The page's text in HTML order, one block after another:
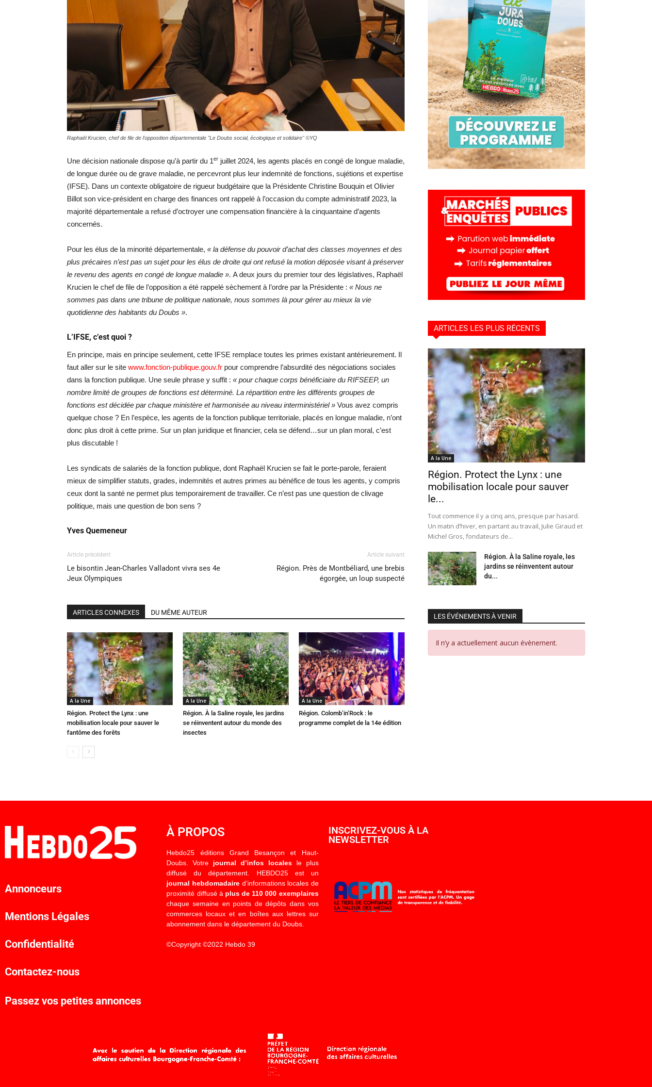
Raphaël Krucien, chef de file de l'opposition départementale "Le Doubs social, écologique et solidaire" ©YQ
Une décision nationale dispose qu’à partir du 1er juillet 2024, les agents placés en congé de longue maladie,
de longue durée ou de grave maladie, ne percevront plus leur indemnité de fonctions, sujétions et expertise
(IFSE). Dans un contexte obligatoire de rigueur budgétaire que la Présidente Christine Bouquin et Olivier
Billot son vice-président en charge des finances ont rappelé à l’occasion du compte administratif 2023, la
majorité départementale a refusé d’octroyer une compensation financière à la cinquantaine d’agents
concernés.
Pour les élus de la minorité départementale, « la défense du pouvoir d’achat des classes moyennes et des
plus précaires n’est pas un sujet pour les élus de droite qui ont refusé la motion déposée visant à préserver
le revenu des agents en congé de longue maladie ». A deux jours du premier tour des législatives, Raphaël
Krucien le chef de file de l’opposition a été rappelé sèchement à l’ordre par la Présidente : « Nous ne
sommes pas dans une tribune de politique nationale, nous sommes là pour gérer au mieux la vie
quotidienne des habitants du Doubs ».
L’IFSE, c’est quoi ?
En principe, mais en principe seulement, cette IFSE remplace toutes les primes existant antérieurement. Il
faut aller sur le site www.fonction-publique.gouv.fr pour comprendre l’absurdité des négociations sociales
dans la fonction publique. Une seule phrase y suffit : « pour chaque corps bénéficiaire du RIFSEEP, un
nombre limité de groupes de fonctions est déterminé. La répartition entre les différents groupes de
fonctions est décidée par chaque ministère et harmonisée au niveau interministériel » Vous avez compris
quelque chose ? En l’espèce, les agents de la fonction publique territoriale, placés en longue maladie, n’ont
donc plus droit à cette prime. Sur un plan juridique et financier, cela se défend…sur un plan moral, c’est
plus discutable !
Les syndicats de salariés de la fonction publique, dont Raphaël Krucien se fait le porte-parole, feraient
mieux de simplifier statuts, grades, indemnités et autres primes au bénéfice de tous les agents, y compris
ceux dont la santé ne permet plus temporairement de travailler. Ce n’est pas une question de clivage
politique, mais une question de bon sens ?
Yves Quemeneur
Article précédent
Le bisontin Jean-Charles Valladont vivra ses 4e
Jeux Olympiques
Article suivant
Région. Près de Montbéliard, une brebis
égorgée, un loup suspecté
ARTICLES CONNEXES DU MÊME AUTEUR
A la Une
Région. Protect the Lynx : une
mobilisation locale pour sauver le
fantôme des forêts
A la Une
Région. À la Saline royale, les jardins
se réinventent autour du monde des
insectes
A la Une
Région. Colomb’in’Rock : le
programme complet de la 14e édition
ARTICLES LES PLUS RÉCENTS
A la Une
Région. Protect the Lynx : une
mobilisation locale pour sauver
le...
Tout commence il y a cinq ans, presque par hasard.
Un matin d’hiver, en partant au travail, Julie Giraud et
Michel Gros, fondateurs de...
Région. À la Saline royale, les
jardins se réinventent autour
du...
LES ÉVÉNEMENTS À VENIR
Il n’y a actuellement aucun évènement.
Annonceurs
Mentions Légales
Confidentialité
Contactez-nous
Passez vos petites annonces
À PROPOS
Hebdo25 éditions Grand Besançon et Haut-
Doubs. Votre journal d’infos localesle plus
diffusé du département. HEBDO25 est un
journal hebdomadaired’informations locales de
proximité diffusé à plus de 110 000 exemplaires
chaque semaine en points de dépôts dans vos
commerces locaux et en boîtes aux lettres sur
abonnement dans le département du Doubs.
©Copyright ©2022 Hebdo 39
INSCRIVEZ-VOUS À LA
NEWSLETTER